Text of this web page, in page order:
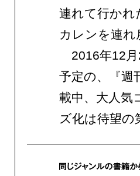
連れて行かれ
カレンを連
2016年12月
予定の、『週
載中、大人気
ズ化は待望の